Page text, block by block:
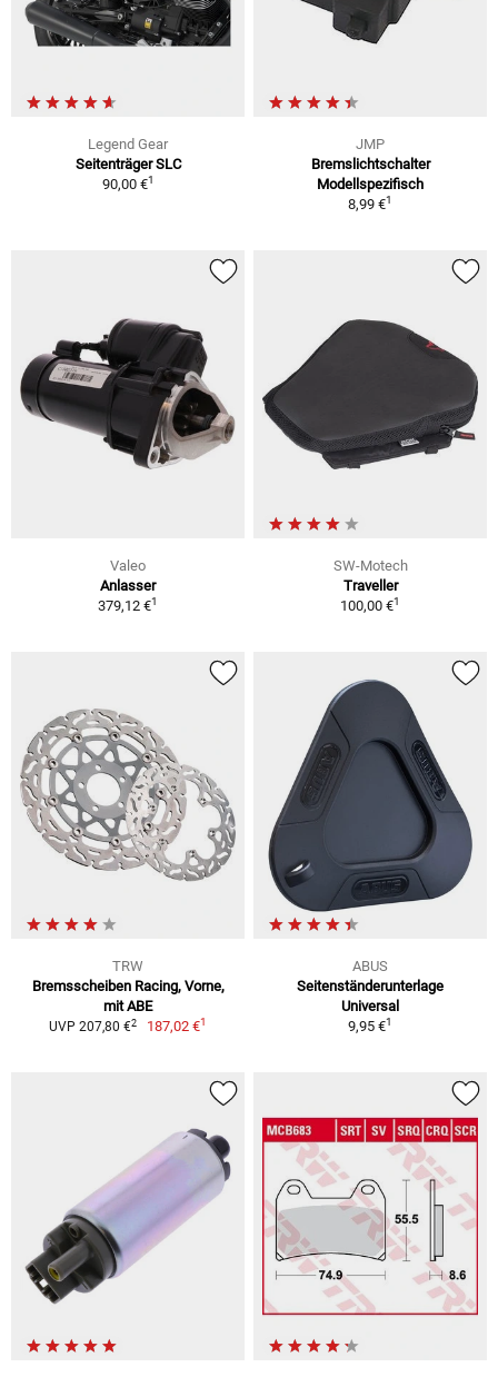
Legend Gear
Seitenträger SLC
90,00 €1
JMP
Bremslichtschalter
Modellspezifisch
8,99 €1
Valeo
Anlasser
379,12 €1
SW-Motech
Traveller
100,00 €1
TRW
Bremsscheiben Racing, Vorne,
mit ABE
UVP 207,80 €2 187,02 €1
ABUS
Seitenständerunterlage
Universal
9,95 €1